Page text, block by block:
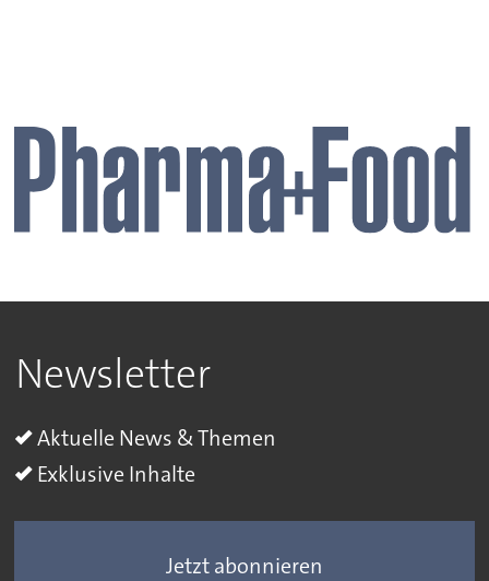
Newsletter
Aktuelle News & Themen
Exklusive Inhalte
Jetzt abonnieren